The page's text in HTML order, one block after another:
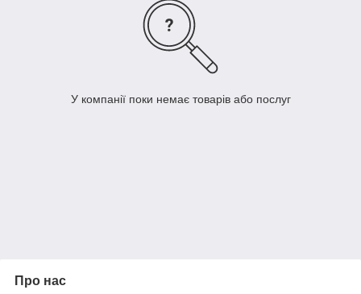
У компанії поки немає товарів або послуг
Про нас